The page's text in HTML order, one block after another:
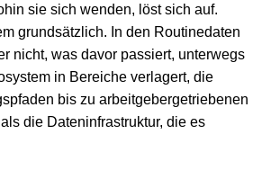
sie sich wenden, löst sich auf.
grundsätzlich. In den Routinedaten
nicht, was davor passiert, unterwegs
in Bereiche verlagert, die
bis zu arbeitgebergetriebenen
die Dateninfrastruktur, die es